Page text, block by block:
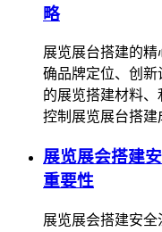
略
展览展台搭建的
确品牌定位、创
的展览搭建材料
控制展览展台搭建
展览展会搭建
重要性
展览展会搭建安